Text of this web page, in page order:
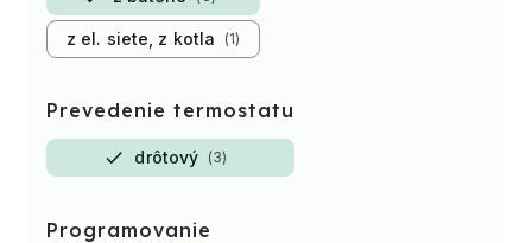
z el. siete, z kotla 1
Prevedenie termostatu
drôtový 3
Programovanie